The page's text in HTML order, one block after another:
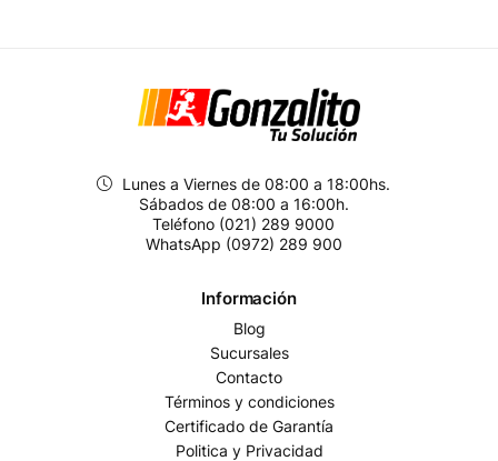
Lunes a Viernes de 08:00 a 18:00hs.
Sábados de 08:00 a 16:00h.
Teléfono (021) 289 9000
WhatsApp (0972) 289 900
Información
Blog
Sucursales
Contacto
Términos y condiciones
Certificado de Garantía
Politica y Privacidad